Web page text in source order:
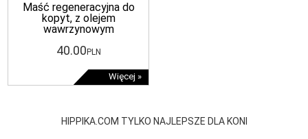
Maść regeneracyjna do
kopyt, z olejem
wawrzynowym
40.00 PLN
Więcej »
HIPPIKA.COM TYLKO NAJLEPSZE DLA KONI